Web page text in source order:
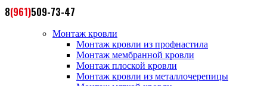
8(961)509-73-47
Монтаж кровли
Монтаж кровли из профнастила
Монтаж мембранной кровли
Монтаж плоской кровли
Монтаж кровли из металлочерепицы